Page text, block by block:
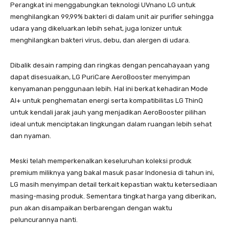
Perangkat ini menggabungkan teknologi UVnano LG untuk
menghilangkan 99,99% bakteri di dalam unit air purifier sehingga
udara yang dikeluarkan lebih sehat, juga Ionizer untuk
menghilangkan bakteri virus, debu, dan alergen di udara.
Dibalik desain ramping dan ringkas dengan pencahayaan yang
dapat disesuaikan, LG PuriCare AeroBooster menyimpan
kenyamanan penggunaan lebih. Hal ini berkat kehadiran Mode
AI+ untuk penghematan energi serta kompatibilitas LG ThinQ
untuk kendali jarak jauh yang menjadikan AeroBooster pilihan
ideal untuk menciptakan lingkungan dalam ruangan lebih sehat
dan nyaman.
Meski telah memperkenalkan keseluruhan koleksi produk
premium miliknya yang bakal masuk pasar Indonesia di tahun ini,
LG masih menyimpan detail terkait kepastian waktu ketersediaan
masing-masing produk. Sementara tingkat harga yang diberikan,
pun akan disampaikan berbarengan dengan waktu
peluncurannya nanti.